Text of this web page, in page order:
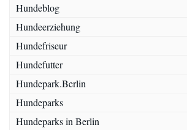
Hundeblog
Hundeerziehung
Hundefriseur
Hundefutter
Hundepark.Berlin
Hundeparks
Hundeparks in Berlin